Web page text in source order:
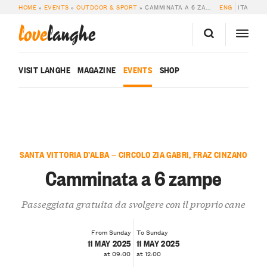
HOME » EVENTS »OUTDOOR & SPORT »CAMMINATA A 6 ZAMPE ENG ITA
lovelanghe
VISIT LANGHE MAGAZINE EVENTS SHOP
SANTA VITTORIA D’ALBA — CIRCOLO ZIA GABRI, FRAZ CINZANO
Camminata a 6 zampe
Passeggiata gratuita da svolgere con il proprio cane
From Sunday
11 MAY 2025
at 09:00
To Sunday
11 MAY 2025
at 12:00